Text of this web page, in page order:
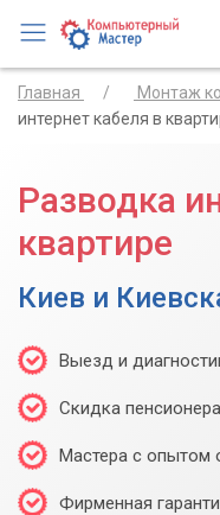
Главная Монтаж
интернет кабеля в
Разводка
квартире
Киев и
Выезд и
Скидка
Мастера с опытом
Фирменная